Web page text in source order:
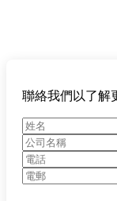
聯絡我們以了解